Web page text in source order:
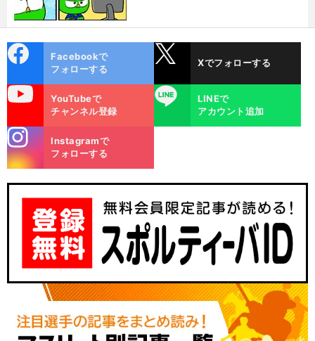
ok
Facebookで
フォローする
Xでフォローする
YouTubeで
チャンネル登録
LINE
LINEで
アカウント追加
m
Instagramで
フォローする